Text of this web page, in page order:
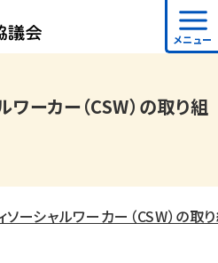
メニュー
ーカー（CSW）の取り組
ソーシャルワーカー（CSW）の取